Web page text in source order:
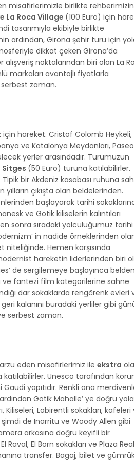
misafirlerimizle birlikte rehberimizin
La Roca Village (100 Euro) için
tasarımıyla ekibiyle birlikte
ardından, Girona şehir turu için
dikkat çeken Girona’da
noktalarından biri olan La
markaları avantajlı fiyatlarla
zaman.
için hareket. Cristof Colomb Heykeli,
ve Katalonya Meydanları,
yerler arasındadır. Turumuzun
Sitges (50 Euro) turuna katılabilirler.
bir Akdeniz kasabası ruhuna
çıkışta olan beldelerinden.
başlayarak tarihi
ve Gotik kiliselerin kalıntıları
sonra sıradaki yolculuğumuz tarihi
in nadide örneklerinden
Hemen karşısında
hareketin liderlerinden biri
de sergilemeye başlayınca
ve fantezi film kategorilerine sahne
dar sokaklarda rengârenk evleri
kalanını buradaki yerliler gibi
serbest zaman.
arzu eden misafirlerimiz ile ekstra
Unesco tarafından
yapıtıdır. Renkli ana
Gotik Mahalle’ ye doğru yola
Kiliseleri, Labirentli sokakları, kafeleri
de Inarritu ve Woody Allen gibi
arkasına doğru keyifli bir
El Born sokakları ve Plaza Real
transfer. Bagaj, bilet ve